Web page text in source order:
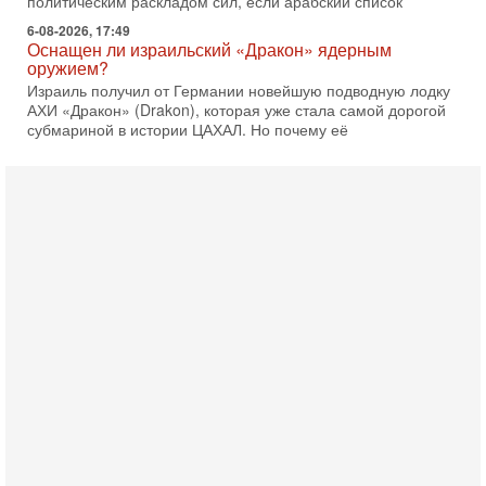
6-08-2026, 17:49
Оснащен ли израильский «Дракон» ядерным
оружием?
Израиль получил от Германии новейшую подводную лодку
АХИ «Дракон» (Drakon), которая уже стала самой дорогой
субмариной в истории ЦАХАЛ. Но почему её